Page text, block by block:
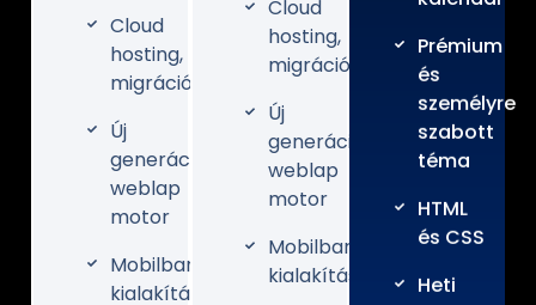
Cloud
hosting,
migráció
Új
generációs
weblap
motor
Mobilbarát
kialakítás
Cloud
hosting,
migráció
Új
generációs
weblap
motor
Mobilbarát
kialakítás
Prémium
és
személyre
szabott
téma
HTML
és CSS
Heti